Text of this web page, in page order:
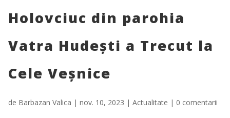
Holovciuc din parohia
Vatra Hudești a Trecut la
Cele Veșnice
de Barbazan Valica | nov. 10, 2023 | Actualitate | 0 comentarii